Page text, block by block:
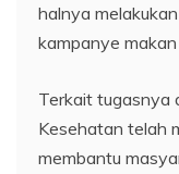
halnya
kampanye
Terkait tugasnya
Kesehatan telah
membantu